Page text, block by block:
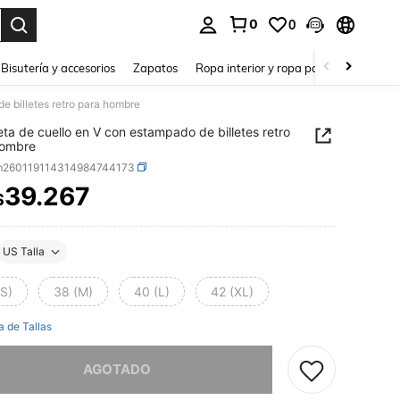
0 0
Bisutería y accesorios Zapatos Ropa interior y ropa para dormir
billetes retro para hombre
de cuello en V con estampado de billetes retro
AND AVAILABILITY
39.267
US Talla
38 (M) 40 (L) 42 (XL)
de Tallas
AGOTADO